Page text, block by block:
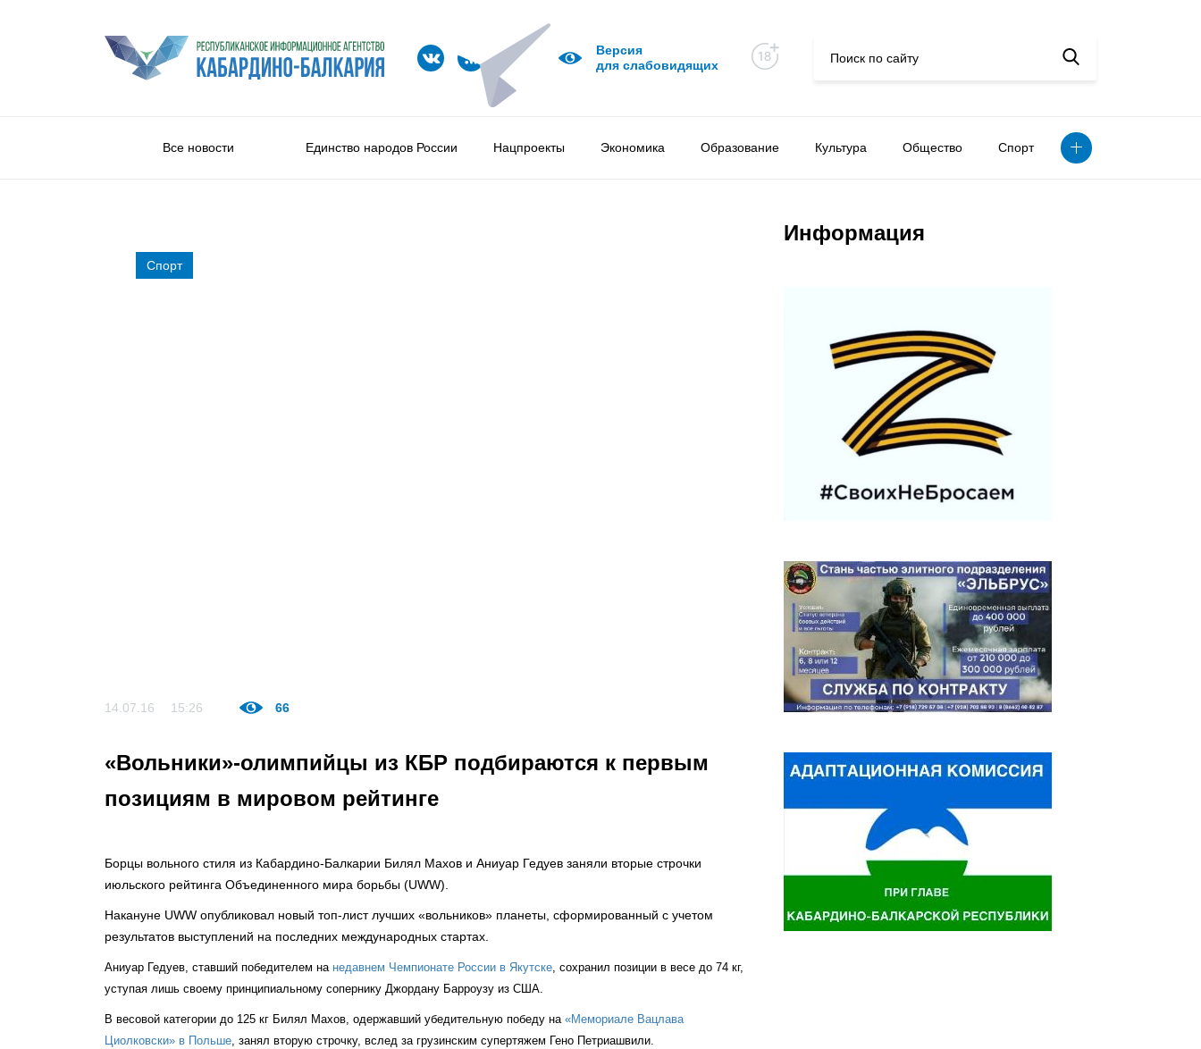
Версия
для слабовидящих
Все новости Единство народов России Нацпроекты Экономика Образование Культура Общество Спорт
Спорт
14.07.16 15:26 66
«Вольники»-олимпийцы из КБР подбираются к первым
позициям в мировом рейтинге
Борцы вольного стиля из Кабардино-Балкарии Билял Махов и Аниуар Гедуев заняли вторые строчки
июльского рейтинга Объединенного мира борьбы (UWW).
Накануне UWW опубликовал новый топ-лист лучших «вольников» планеты, сформированный с учетом
результатов выступлений на последних международных стартах.
Аниуар Гедуев, ставший победителем на недавнем Чемпионате России в Якутске, сохранил позиции в весе до 74 кг,
уступая лишь своему принципиальному сопернику Джордану Барроузу из США.
В весовой категории до 125 кг Билял Махов, одержавший убедительную победу на «Мемориале Вацлава
Циолковски» в Польше, занял вторую строчку, вслед за грузинским супертяжем Гено Петриашвили.
Информация